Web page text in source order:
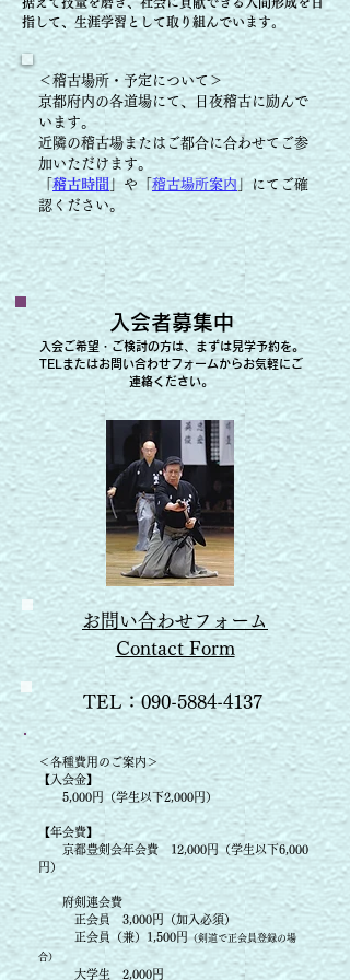
指して、生涯学習として取り組んでいます。
＜稽古場所・予定について＞
京都府内の各道場にて、日夜稽古に励んで
います。
近隣の稽古場またはご都合に合わせてご参
加いただけます。
「稽古時間 」や「 稽古場所案内」にてご確
認ください。
入会者募集中
​入会ご希望・ご検討の方は、まずは見学予約を。
TELまたはお問い合わせフォームからお気軽にご
連絡ください。
お問い合わせフォーム
​Contact Form
TEL：090-5884-4137
＜各種費用のご案内＞
【入会金】
5,000円（学生以下2,000円）
【年会費】
京都豊剣会年会費 12,000円（学生以下6,000
円）
府剣連会費
正会員 3,000円（加入必須）
​ 正会員（兼）1,500円（剣道で正会員登録の場
合）
大学生 2,000円